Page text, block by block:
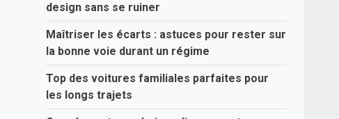
design sans se ruiner
Maîtriser les écarts : astuces pour rester sur
la bonne voie durant un régime
Top des voitures familiales parfaites pour
les longs trajets